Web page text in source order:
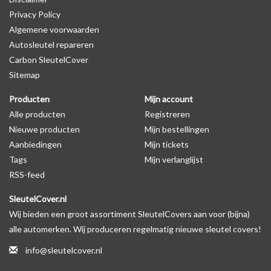
Levering
Voor 16:00 besteld = Dezelfde dag verzonden
Verzending naar België: 1/3 werkdagen
Merk: SleutelCover
Geschikt voor: Opel
Gewicht: 20g
Materiaal: Siliconen
Geschikt voor o.a. de volgende modellen:
* Afhankelijk van het bouwjaar
* Controleer
altijd alsnog eerst uw model sleutel met het
Privacy Policy
Algemene voorwaarden
Autosleutel repareren
Carbon SleutelCover
Sitemap
Producten
Alle producten
Nieuwe producten
Aanbiedingen
Tags
RSS-feed
Mijn account
Registreren
Mijn bestellingen
Mijn tickets
Mijn verlanglijst
SleutelCover.nl
Wij bieden een groot assortiment SleutelCovers aan voor (bijna)
alle automerken. Wij produceren regelmatig nieuwe sleutel covers!
info@sleutelcover.nl